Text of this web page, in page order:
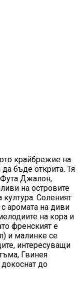
крайбрежие на
бъде открита. Тя
Фута Джалон,
на островите
Соленият
аромата на диви
на кора и
френският е
и малинке се
интересуващи
Гвинея
до